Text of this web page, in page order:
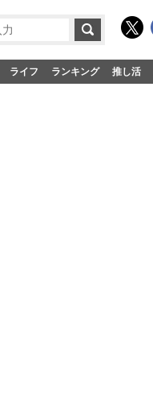
ライフ ランキング 推し活